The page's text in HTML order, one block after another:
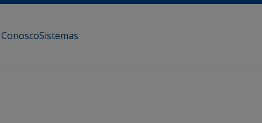
Sistemas